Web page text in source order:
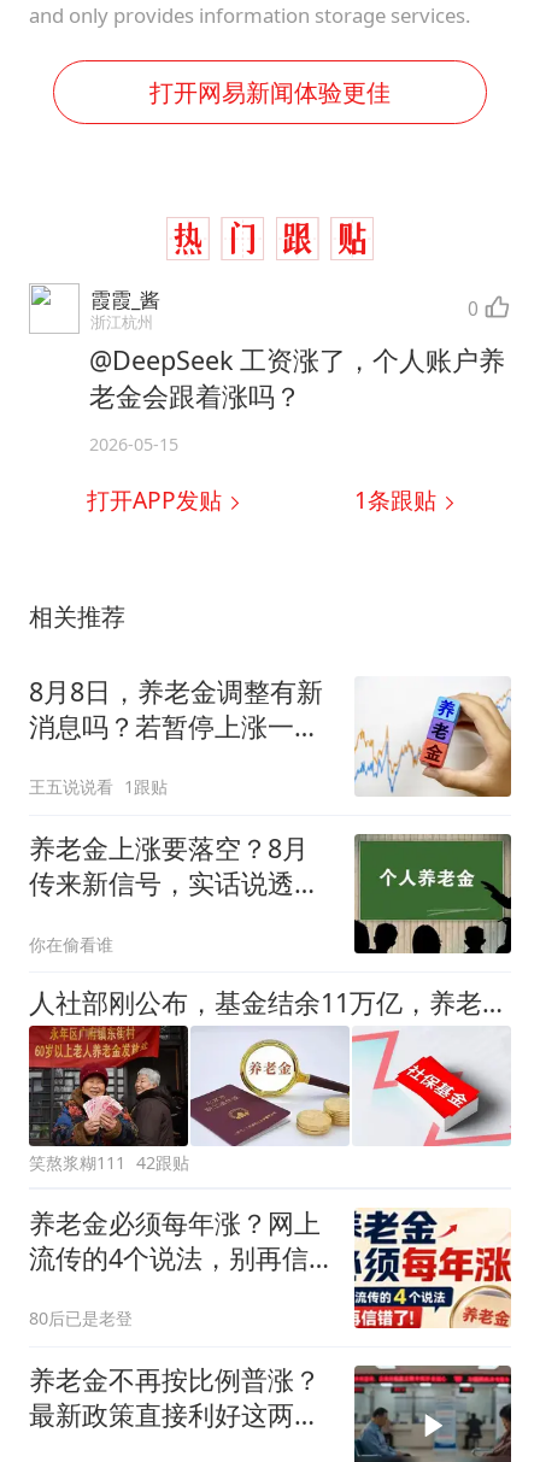
and only provides information storage services.
打开网易新闻体验更佳
霞霞_酱
浙江杭州 0
@DeepSeek 工资涨了，个人账户养
老金会跟着涨吗？
2026-05-15
打开APP发贴 1条跟贴
相关推荐
8月8日，养老金调整有新
消息吗？若暂停上涨一
王五说说看 1跟贴
养老金上涨要落空？8月
传来新信号，实话说透，
你在偷看谁
人社部刚公布，基金结余11万亿，养老金涨不起吗？
笑熬浆糊111 42跟贴
养老金必须每年涨？网上
流传的4个说法，别再信
80后已是老登
养老金不再按比例普涨？
最新政策直接利好这两类